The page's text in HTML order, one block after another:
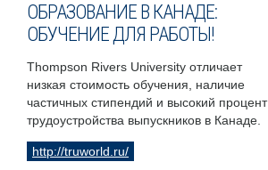
ОБРАЗОВАНИЕ В КАНАДЕ:
ОБУЧЕНИЕ ДЛЯ РАБОТЫ!
Thompson Rivers University отличает
низкая стоимость обучения, наличие
частичных стипендий и высокий процент
трудоустройства выпускников в Канаде.
http://truworld.ru/